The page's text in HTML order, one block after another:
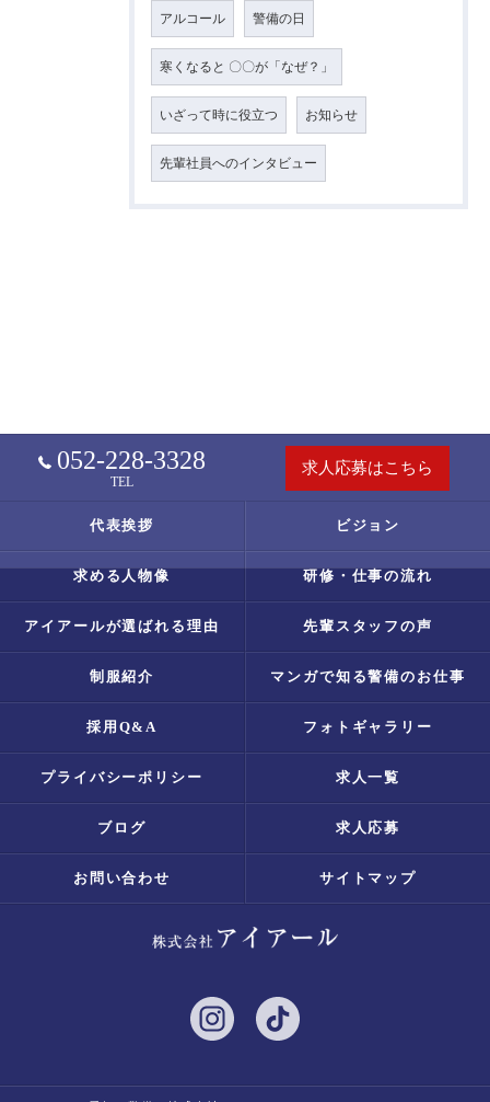
アルコール 警備の日
寒くなると 〇〇が「なぜ？」
いざって時に役立つ お知らせ
先輩社員へのインタビュー
052-228-3328
TEL
求人応募はこちら
代表挨拶 ビジョン
求める人物像 研修・仕事の流れ
アイアールが選ばれる理由 先輩スタッフの声
制服紹介 マンガで知る警備のお仕事
採用Q&A フォトギャラリー
プライバシーポリシー 求人一覧
ブログ 求人応募
お問い合わせ サイトマップ